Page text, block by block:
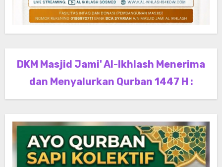
DKM Masjid Jami' Al-Ikhlash Menerima
dan Menyalurkan Qurban 1447 H :